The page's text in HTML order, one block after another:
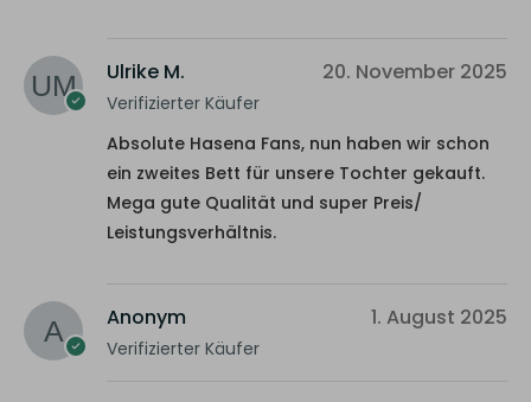
Ulrike M.
Verifizierter Käufer
20. November 2025
Absolute Hasena Fans, nun haben wir schon
ein zweites Bett für unsere Tochter gekauft.
Mega gute Qualität und super Preis/
Leistungsverhältnis.
Anonym
Verifizierter Käufer
1. August 2025